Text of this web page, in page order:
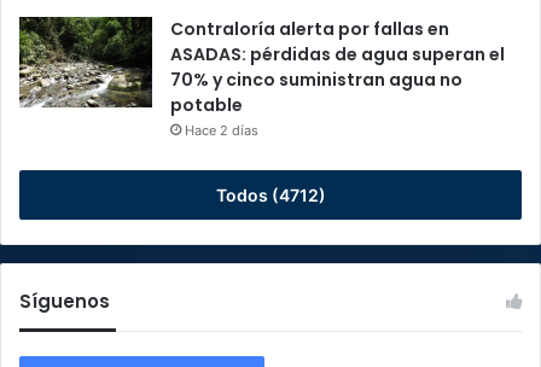
Contraloría alerta por fallas en
ASADAS: pérdidas de agua superan el
70% y cinco suministran agua no
potable
Hace 2 días
Todos (4712)
Síguenos